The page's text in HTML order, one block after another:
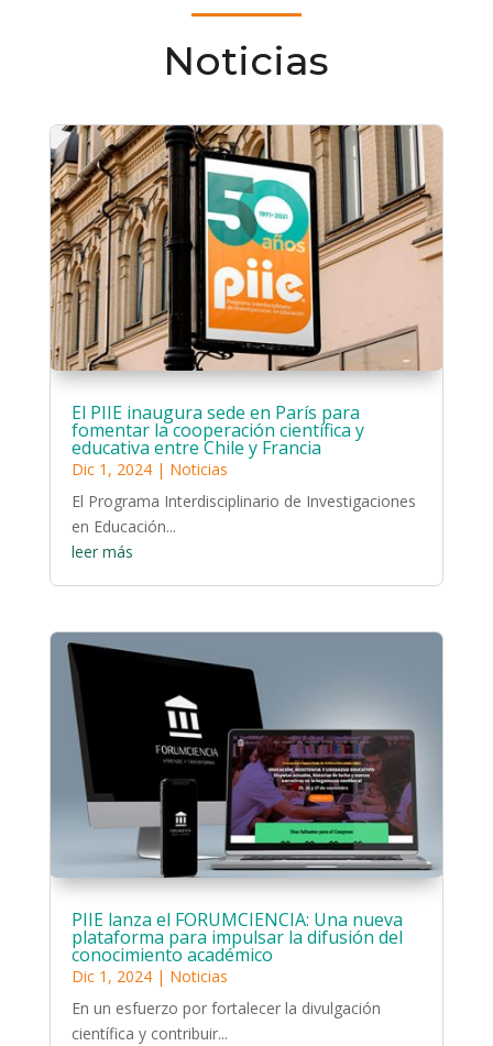
Noticias
El PIIE inaugura sede en París para
fomentar la cooperación científica y
educativa entre Chile y Francia
Dic 1, 2024| Noticias
El Programa Interdisciplinario de Investigaciones
en Educación...
leer más
PIIE lanza el FORUMCIENCIA: Una nueva
plataforma para impulsar la difusión del
conocimiento académico
Dic 1, 2024| Noticias
En un esfuerzo por fortalecer la divulgación
científica y contribuir...